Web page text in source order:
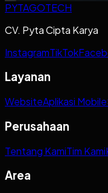
PYTAGOTECH
CV. Pyta Cipta Karya
InstagramTikTok
Layanan
WebsiteAplikasi Mobile
Perusahaan
Tentang KamiTim Kami
Area